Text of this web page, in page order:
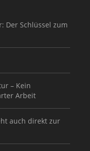
Der Schlüssel zum
– Kein
Arbeit
auch direkt zur